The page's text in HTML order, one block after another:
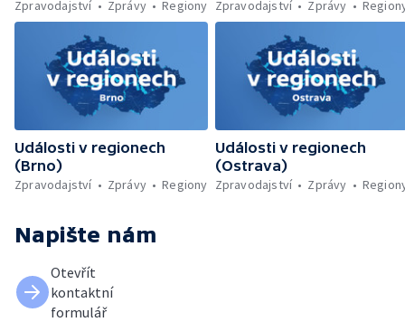
Zpravodajství
Zprávy Regiony Zpravodajství
Zprávy
Události v regionech
(Brno)
Zpravodajství
Zprávy Regiony
Události v regionech
(Ostrava)
Zpravodajství
Zprávy
Napište nám
Otevřít
kontaktní
formulář